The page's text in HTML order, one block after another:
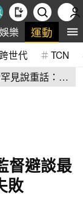
娛樂 運動 全
跨世代 TCN
見說重話：他
督避談最
敗